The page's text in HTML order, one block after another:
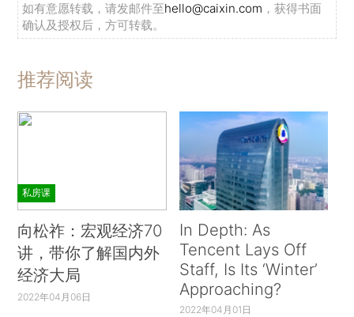
如有意愿转载，请发邮件至hello@caixin.com ，获得书面
确认及授权后，方可转载。
推荐阅读
私房课
向松祚：宏观经济70
讲，带你了解国内外
经济大局
2022年04月06日
In Depth: As
Tencent Lays Off
Staff, Is Its ‘Winter’
Approaching?
2022年04月01日